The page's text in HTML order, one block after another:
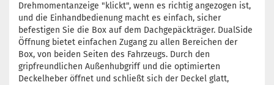
Drehmomentanzeige "klickt", wenn es richtig angezogen ist,
und die Einhandbedienung macht es einfach, sicher
befestigen Sie die Box auf dem Dachgepäckträger. DualSide
Öffnung bietet einfachen Zugang zu allen Bereichen der
Box, von beiden Seiten des Fahrzeugs. Durch den
gripfreundlichen Außenhubgriff und die optimierten
Deckelheber öffnet und schließt sich der Deckel glatt,